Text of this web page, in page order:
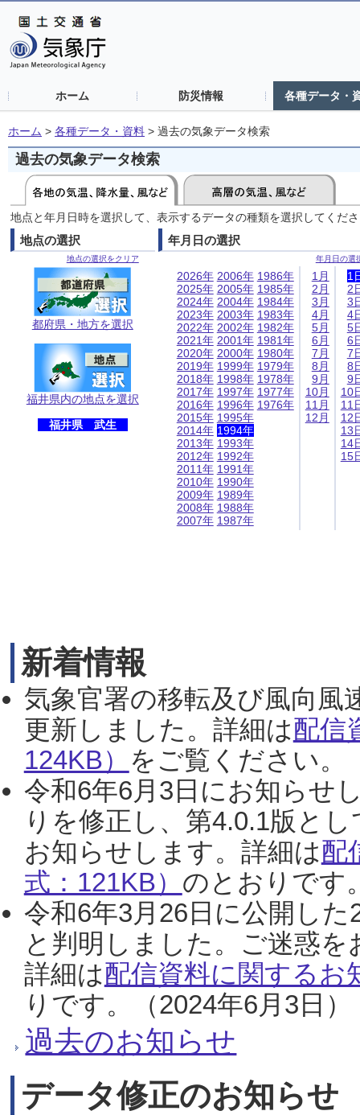
ホーム 防災情報 各種データ・
ホーム > 各種データ・資料 > 過去の気象データ検索
過去の気象データ検索
地点と年月日時を選択して、表示するデータの種類を選択してくだ
地点の選択
地点の選択をクリア
都府県・地方を選択
福井県内の地点を選択
福井県 武生
年月日の選択
年月日の選
2026年
2025年
2024年
2023年
2022年
2021年
2020年
2019年
2018年
2017年
2016年
2015年
2014年
2013年
2012年
2011年
2010年
2009年
2008年
2007年
2006年
2005年
2004年
2003年
2002年
2001年
2000年
1999年
1998年
1997年
1996年
1995年
1994年
1993年
1992年
1991年
1990年
1989年
1988年
1987年
1986年
1985年
1984年
1983年
1982年
1981年
1980年
1979年
1978年
1977年
1976年
1月
2月
3月
4月
5月
6月
7月
8月
9月
10月
11月
12月
1
2
3
4
5
6
7
8
9
10
11
12
13
14
15
新着情報
気象官署の移転及び風向風
更新しました。詳細は配信
124KB） をご覧ください。
令和6年6月3日にお知らせ
りを修正し、第4.0.1版と
お知らせします。詳細は配
式：121KB） のとおりです
令和6年3月26日に公開し
と判明しました。ご迷惑
詳細は配信資料に関するお
りです。（2024年6月3日）
過去のお知らせ
データ修正のお知らせ